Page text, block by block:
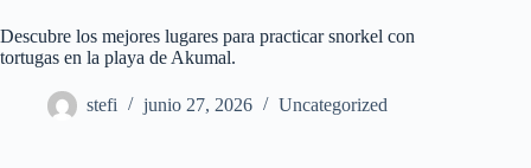
Descubre los mejores lugares para practicar snorkel con
tortugas en la playa de Akumal.
stefi junio 27, 2026 Uncategorized